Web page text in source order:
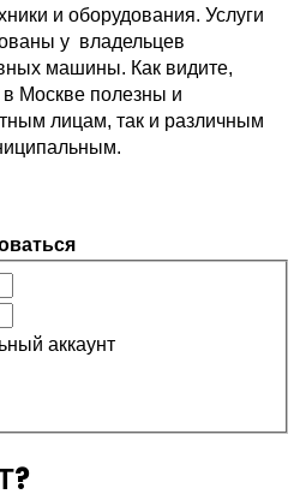
и оборудования. Услуги
у  владельцев
машины. Как видите,
в Москве полезны и
лицам, так и различным
аккаунт